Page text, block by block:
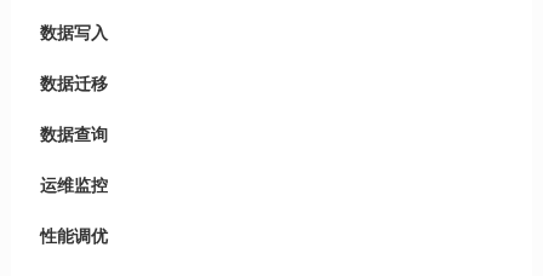
数据写入
数据迁移
数据查询
运维监控
性能调优